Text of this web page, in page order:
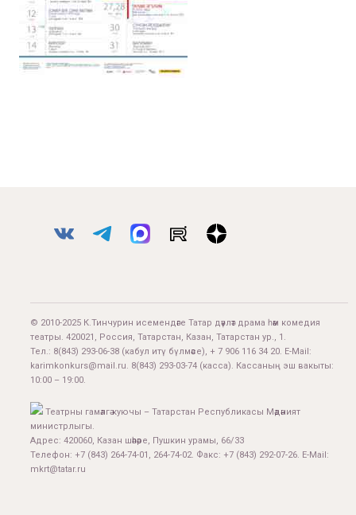
© 2010-2025 К.Тинчурин исемендәге Татар дәүләт драма һәм комедия
театры. 420021, Россия, Татарстан, Казан, Татарстан ур., 1.
Тел.: 8(843) 293-06-38 (кабул итү бүлмәсе), + 7 906 116 34 20. E-Mail:
karimkonkurs@mail.ru. 8(843) 293-03-74 (касса). Кассаның эш вакыты:
10:00 – 19:00.
Театрны гамәлгә куючы – Татарстан Республикасы Мәдәният
министрлыгы.
Адрес: 420060, Казан шәһәре, Пушкин урамы, 66/33
Телефон: +7 (843) 264-74-01, 264-74-02. Факс: +7 (843) 292-07-26. E-Mail:
mkrt@tatar.ru